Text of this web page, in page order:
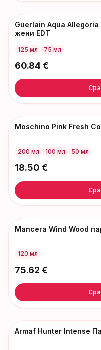
Guerlain Aqua
жени EDT
125 мл 75 мл
60.84 €
Moschino Pink Fresh
200 мл 100 мл 50 мл
18.50 €
Mancera Wind Wood
120 мл
75.62 €
Armaf Hunter Intense